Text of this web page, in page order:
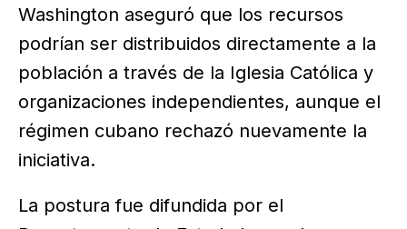
Washington aseguró que los recursos
podrían ser distribuidos directamente a la
población a través de la Iglesia Católica y
organizaciones independientes, aunque el
régimen cubano rechazó nuevamente la
iniciativa.
La postura fue difundida por el